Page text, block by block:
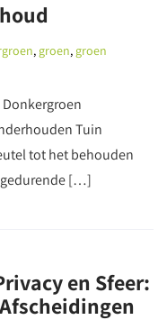
, groen, groen
Tuin
tot het behouden
gedurende […]
en Sfeer: